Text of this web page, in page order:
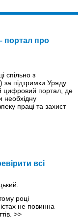
портал про
спільно з
підтримки Уряду
цифровий портал, де
необхідну
праці та захист
всі
році
не повинна
>>